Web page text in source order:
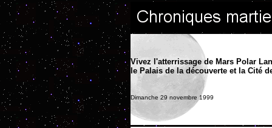
Vivez l'atterrissage de Mars Polar
le Palais de la découverte et la Cité
Dimanche 29 novembre 1999